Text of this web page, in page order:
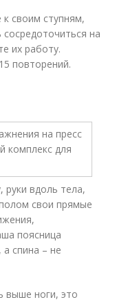
своим ступням,
сосредоточиться на
их работу.
повторений.
руки вдоль тела,
свои прямые
поясница
спина – не
выше ноги, это